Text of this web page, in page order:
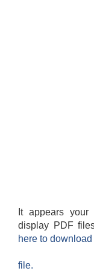
It appears
display PDF
here to
file.